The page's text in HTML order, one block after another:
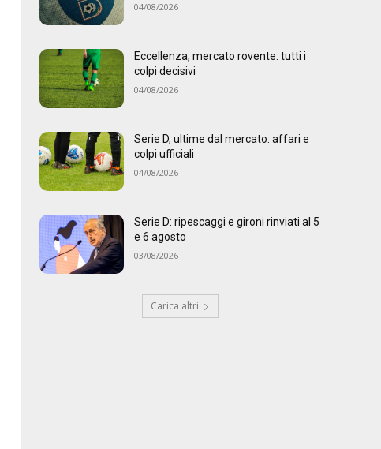
04/08/2026
Eccellenza, mercato rovente: tutti i
colpi decisivi
04/08/2026
Serie D, ultime dal mercato: affari e
colpi ufficiali
04/08/2026
Serie D: ripescaggi e gironi rinviati al 5
e 6 agosto
03/08/2026
Carica altri